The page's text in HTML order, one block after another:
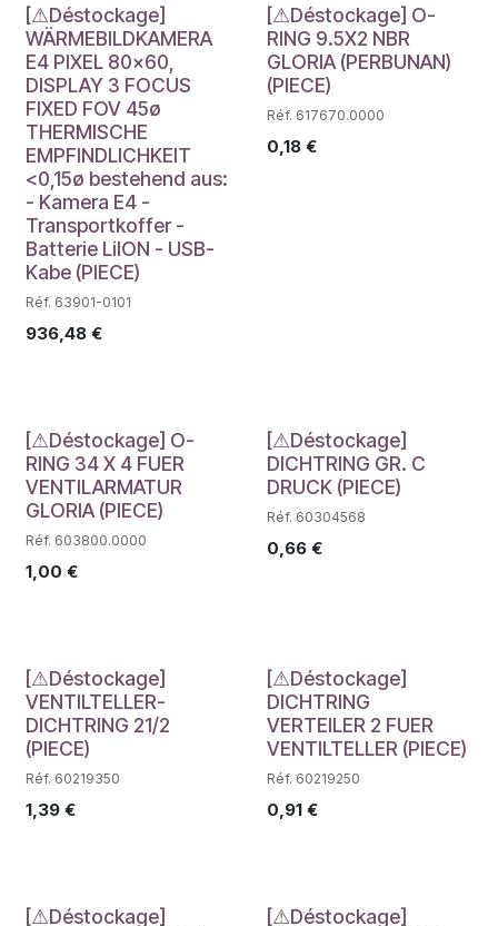
Déstockage
[⚠Déstockage]
WÄRMEBILDKAMERA
E4 PIXEL 80x60,
DISPLAY 3 FOCUS
FIXED FOV 45ø
THERMISCHE
EMPFINDLICHKEIT
<0,15ø bestehend aus:
- Kamera E4 -
Transportkoffer -
Batterie LiION - USB-
Kabe (PIECE)
Réf. 63901-0101
936,48 €
Déstockage
[⚠Déstockage] O-
RING 9.5X2 NBR
GLORIA (PERBUNAN)
(PIECE)
Réf. 617670.0000
0,18€
Déstockage
[⚠Déstockage] O-
RING 34 X 4 FUER
VENTILARMATUR
GLORIA (PIECE)
Réf. 603800.0000
1,00 €
Déstockage
[⚠Déstockage]
DICHTRING GR. C
DRUCK (PIECE)
Réf. 60304568
0,66€
Déstockage
[⚠Déstockage]
VENTILTELLER-
DICHTRING 21/2
(PIECE)
Réf. 60219350
1,39 €
Déstockage
[⚠Déstockage]
DICHTRING
VERTEILER 2 FUER
VENTILTELLER (PIECE)
Réf. 60219250
0,91€
[⚠Déstockage]
[⚠Déstockage]